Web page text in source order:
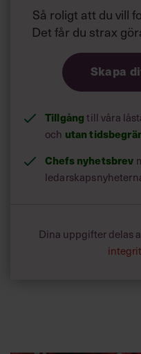
Så roligt att du vill
Det får du strax
Skapa
Tillgång till våra
och utan
Chefs nyhetsbrev
Dina uppgifter delas